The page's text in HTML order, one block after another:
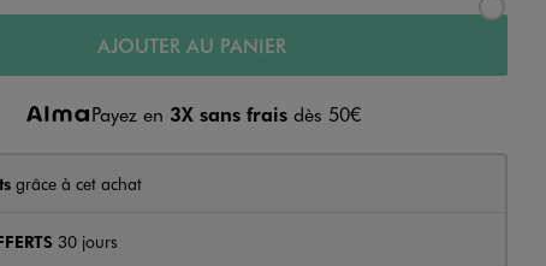
AJOUTER AU PANIER
Payez en 3X sans fraisdès 50€
grâce à cet achat
30 jours